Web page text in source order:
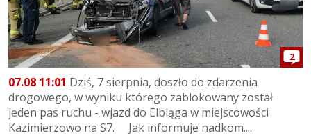
2
07.08 11:01 Dziś, 7 sierpnia, doszło do zdarzenia
drogowego, w wyniku którego zablokowany został
jeden pas ruchu - wjazd do Elbląga w miejscowości
Kazimierzowo na S7. Jak informuje nadkom....